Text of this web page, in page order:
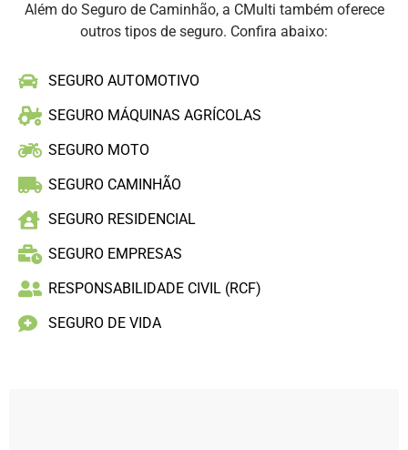
Além do Seguro de Caminhão, a CMulti também oferece
outros tipos de seguro. Confira abaixo:
SEGURO AUTOMOTIVO
SEGURO MÁQUINAS AGRÍCOLAS
SEGURO MOTO
SEGURO CAMINHÃO
SEGURO RESIDENCIAL
SEGURO EMPRESAS
RESPONSABILIDADE CIVIL (RCF)
SEGURO DE VIDA